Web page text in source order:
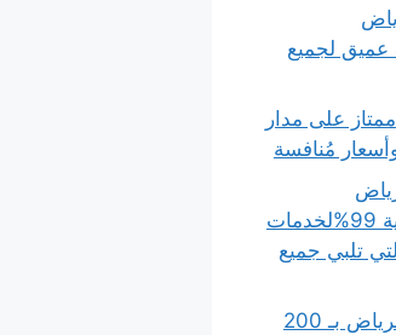
عميق لجميع
على مدار
بـ45%خصم ونظافة مثالية 99%لخدمات
تلبي جميع
شركة تنظيف مجالس بالرياض بـ 200